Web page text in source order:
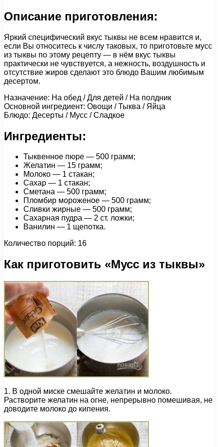
Описание приготовления:
Яркий специфический вкус тыквы не всем нравится и,
если Вы относитесь к числу таковых, то приготовьте мусс
из тыквы по этому рецепту — в нём вкус тыквы
практически не чувствуется, а нежность, воздушность и
отсутствие жиров сделают это блюдо Вашим любимым
десертом.
Назначение: На обед / Для детей / На полдник
Основной ингредиент: Овощи / Тыква / Яйца
Блюдо: Десерты / Мусс / Сладкое
Ингредиенты:
Тыквенное пюре — 500 грамм;
Желатин — 15 грамм;
Молоко — 1 стакан;
Сахар — 1 стакан;
Сметана — 500 грамм;
Пломбир мороженое — 500 грамм;
Сливки жирные — 500 грамм;
Сахарная пудра — 2 ст. ложки;
Ванилин — 1 щепотка.
Количество порций: 16
Как приготовить «Мусс из тыквы»
1. В одной миске смешайте желатин и молоко.
Растворите желатин на огне, непрерывно помешивая, не
доводите молоко до кипения.